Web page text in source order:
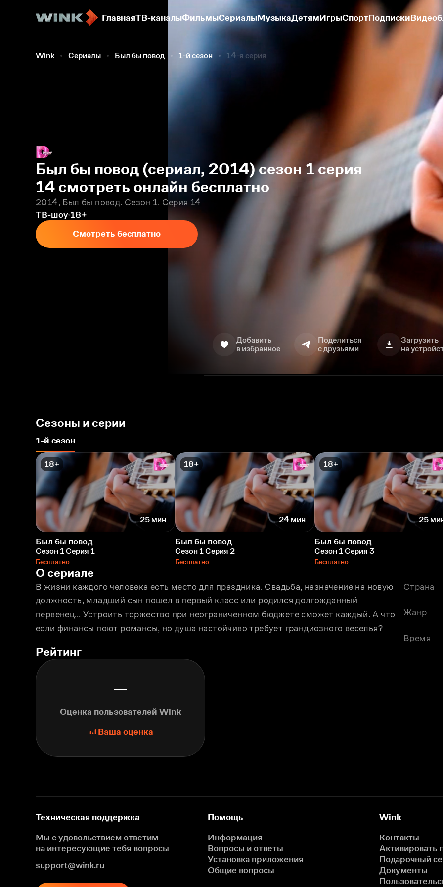
ГлавнаяТВ-каналыФильмыСериалыМузыкаДетямИгрыСпортПодписки
Wink Сериалы Был бы повод 1-й сезон 14-я серия
Был бы повод (сериал, 2014) сезон 1 серия
14 смотреть онлайн бесплатно
2014, Был бы повод. Сезон 1. Серия 14
ТВ-шоу 18+
Смотреть бесплатно
Добавить
в избранное
Поделиться
с друзьями
Загрузить
на
Сезоны и серии
1-й сезон
18+
25 мин
Был бы повод
Сезон 1 Серия 1
Бесплатно
18+
24 мин
Был бы повод
Сезон 1 Серия 2
Бесплатно
18+
25
Был бы повод
Сезон 1 Серия 3
Бесплатно
О сериале
В жизни каждого человека есть место для праздника. Свадьба, назначение на новую
должность, младший сын пошел в первый класс или родился долгожданный
первенец… Устроить торжество при неограниченном бюджете сможет каждый. А что
если финансы поют романсы, но душа настойчиво требует грандиозного веселья?
Страна
Жанр
Время
Рейтинг
—
Оценка пользователей Wink
Ваша оценка
Техническая поддержка
Мы с удовольствием ответим
на интересующие тебя вопросы
support@wink.ru
Помощь
Информация
Вопросы и ответы
Установка приложения
Общие вопросы
Wink
Контакты
Активировать
Подарочный
Документы